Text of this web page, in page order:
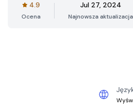
4.9
Ocena
Jul 27, 2024
Najnowsza aktualizacja